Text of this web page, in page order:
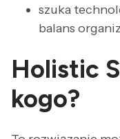
szuka
balans
Holistic
kogo?